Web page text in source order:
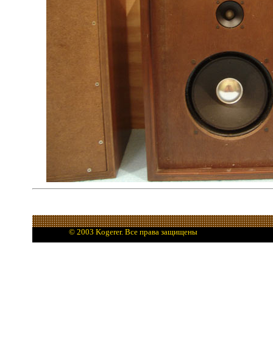
© 2003 Kogerer. Все права защищены